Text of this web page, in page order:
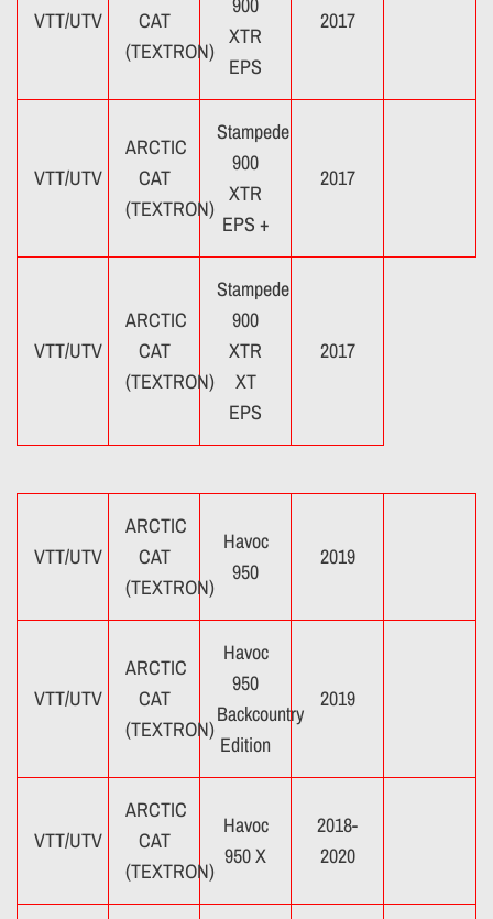
VTT/UTV
CAT
(TEXTRON)
XTR
EPS
2017
VTT/UTV
ARCTIC
CAT
(TEXTRON)
Stampede
900
XTR
EPS +
2017
VTT/UTV
ARCTIC
CAT
(TEXTRON)
Stampede
900
XTR
XT
EPS
2017
VTT/UTV
ARCTIC
CAT
(TEXTRON)
Havoc
950
2019
VTT/UTV
ARCTIC
CAT
(TEXTRON)
Havoc
950
Backcountry
Edition
2019
VTT/UTV
ARCTIC
CAT
(TEXTRON)
Havoc
950 X
2018-
2020